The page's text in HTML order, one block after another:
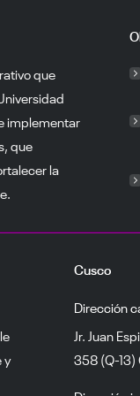
que
implementar
que
la
y
Cusco
Dirección
Jr. Juan
358 (Q-13)